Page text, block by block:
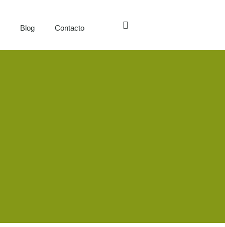
Blog Contacto